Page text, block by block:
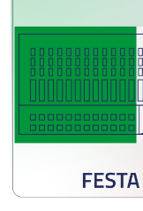
Messaggio del Ministro